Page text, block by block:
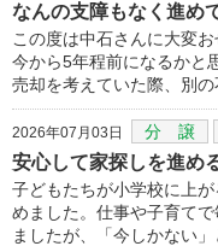
なんの支障もなく進め
この度は中石さんに大変
今から5年程前になるかと
売却を考えていた際、別の
2026年07月03日 分 譲
安心して家探しを進め
子どもたちが小学校に上
めました。仕事や子育て
ましたが、「今しかない